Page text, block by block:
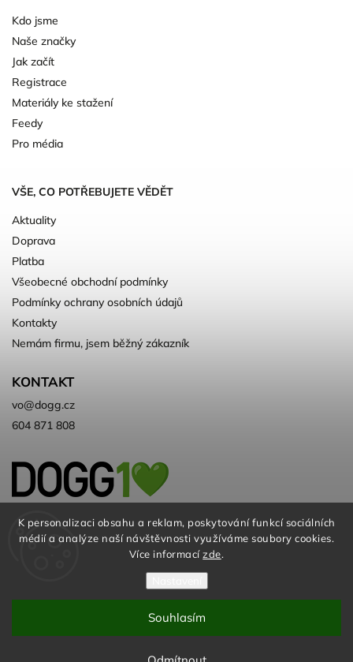
K personalizaci obsahu a reklam, poskytování funkcí sociálních
médií a analýze naší návštěvnosti využíváme soubory cookies.
Více informacízde.
Souhlasím
Kdo jsme
Naše značky
Jak začít
Registrace
Materiály ke stažení
Feedy
Pro média
VŠE, CO POTŘEBUJETE VĚDĚT
Aktuality
Doprava
Platba
Všeobecné obchodní podmínky
Podmínky ochrany osobních údajů
Kontakty
Nemám firmu, jsem běžný zákazník
KONTAKT
vo@dogg.cz
604 871 808
Velkoobchod kvalitních a ♻️eko
chovatelských potřeb. Už 10 let